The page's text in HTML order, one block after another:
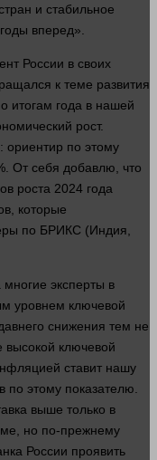
и стабильное
вперед».
России в своих
к теме развития
итогам года в нашей
рост.
ориентир по этому
От себя добавлю, что
роста 2024 года
которые
по БРИКС (Индия,
эксперты в
уровнем ключевой
снижения тем не
высокой ключевой
ставит нашу
по этому показателю.
выше только в
но по-прежнему
России проявить